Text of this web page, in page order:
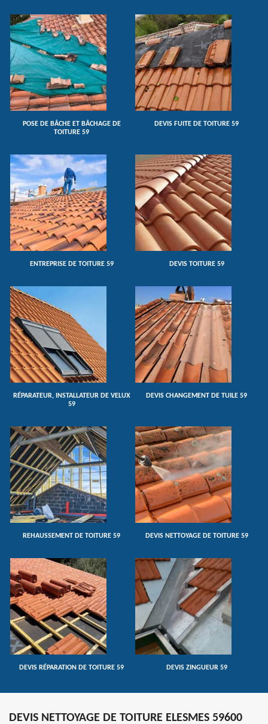
POSE DE BÂCHE ET BÂCHAGE DE
TOITURE 59
DEVIS FUITE DE TOITURE 59
ENTREPRISE DE TOITURE 59 DEVIS TOITURE 59
RÉPARATEUR, INSTALLATEUR DE VELUX
59
DEVIS CHANGEMENT DE TUILE 59
REHAUSSEMENT DE TOITURE 59 DEVIS NETTOYAGE DE TOITURE 59
DEVIS RÉPARATION DE TOITURE 59 DEVIS ZINGUEUR 59
DEVIS NETTOYAGE DE TOITURE ELESMES 59600